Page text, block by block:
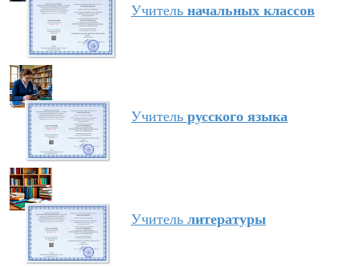
Учитель начальных классов
Учитель русского языка
Учитель литературы